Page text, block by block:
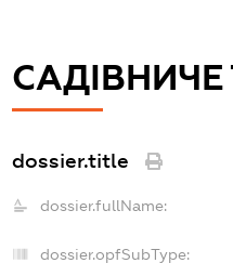
dossier.title
dossier.fullName:
dossier.opfSubType: